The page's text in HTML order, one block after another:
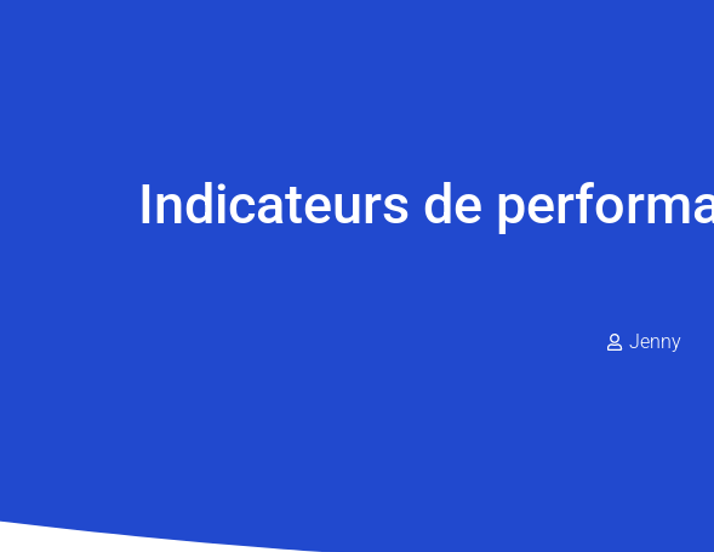
Indicateurs de
Jenny